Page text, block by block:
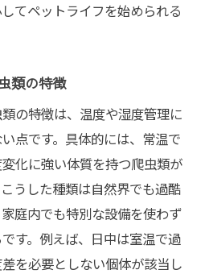
てペットライフを始められる
類の特徴
の特徴は、温度や湿度管理に
点です。具体的には、常温で
化に強い体質を持つ爬虫類が
うした種類は自然界でも過酷
庭内でも特別な設備を使わず
す。例えば、日中は室温で過
を必要としない個体が該当し